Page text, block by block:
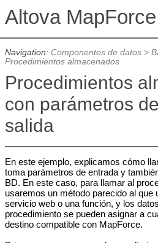
Navigation: Componentes de datos>
Procedimientos almacenados
Procedimientos
con parámetros
salida
En este ejemplo, explicamos cómo
toma parámetros de entrada y
BD. En este caso, para llamar al
usaremos un método parecido al que
servicio web o una función, y los
procedimiento se pueden asignar a
destino compatible con MapForce.